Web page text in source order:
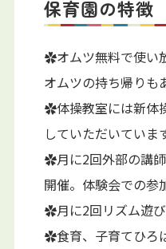
保育園の特徴
✿オムツ無料で使い
オムツの持ち帰りも
✿体操教室には新体
していただいていま
✿月に2回外部の講
開催。体験会での参
✿月に2回リズム遊
✿食育、子育てひろ